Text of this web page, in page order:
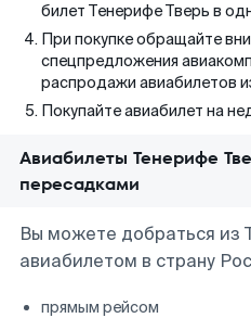
билет Тенерифе Тверь в
При покупке обращайте
спецпредложения
распродажи авиабилетов
Покупайте авиабилет на
Авиабилеты Тенерифе
пересадками
Вы можете добраться из
авиабилетом в страну
прямым рейсом